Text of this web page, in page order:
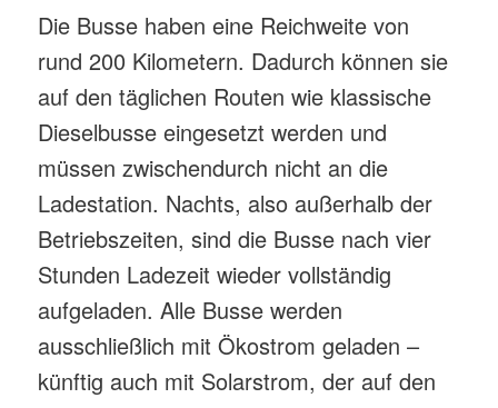
Die Busse haben eine Reichweite von
rund 200 Kilometern. Dadurch können sie
auf den täglichen Routen wie klassische
Dieselbusse eingesetzt werden und
müssen zwischendurch nicht an die
Ladestation. Nachts, also außerhalb der
Betriebszeiten, sind die Busse nach vier
Stunden Ladezeit wieder vollständig
aufgeladen. Alle Busse werden
ausschließlich mit Ökostrom geladen –
künftig auch mit Solarstrom, der auf den